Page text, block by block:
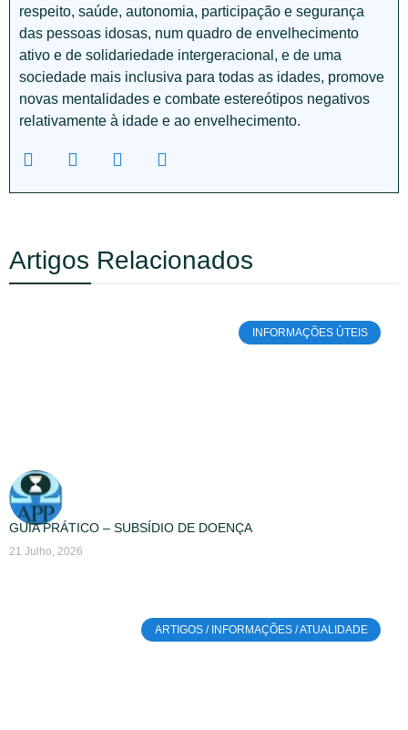
respeito, saúde, autonomia, participação e segurança
das pessoas idosas, num quadro de envelhecimento
ativo e de solidariedade intergeracional, e de uma
sociedade mais inclusiva para todas as idades, promove
novas mentalidades e combate estereótipos negativos
relativamente à idade e ao envelhecimento.
Artigos Relacionados
INFORMAÇÕES ÚTEIS
GUIA PRÁTICO – SUBSÍDIO DE DOENÇA
21 Julho, 2026
ARTIGOS / INFORMAÇÕES / ATUALIDADE